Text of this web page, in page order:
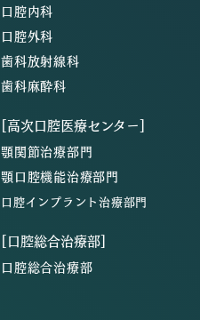
口腔内科
口腔外科
歯科放射線科
歯科麻酔科
[高次口腔医療センター]
顎関節治療部門
顎口腔機能治療部門
口腔インプラント治療部門
[口腔総合治療部]
口腔総合治療部